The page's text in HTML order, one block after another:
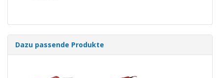
Dazu passende Produkte